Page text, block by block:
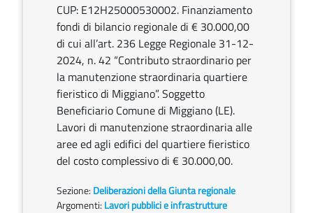
CUP: E12H25000530002. Finanziamento
fondi di bilancio regionale di € 30.000,00
di cui all’art. 236 Legge Regionale 31-12-
2024, n. 42 “Contributo straordinario per
la manutenzione straordinaria quartiere
fieristico di Miggiano”. Soggetto
Beneficiario Comune di Miggiano (LE).
Lavori di manutenzione straordinaria alle
aree ed agli edifici del quartiere fieristico
del costo complessivo di € 30.000,00.
Sezione: Deliberazioni della Giunta regionale
Argomenti: Lavori pubblici e infrastrutture